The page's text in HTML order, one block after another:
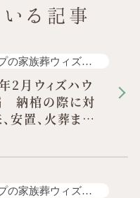
る記事
の家族葬ウィズハ
2月ウィズハウ
納棺の際に対
安置、火葬まで
の家族葬ウィズハ